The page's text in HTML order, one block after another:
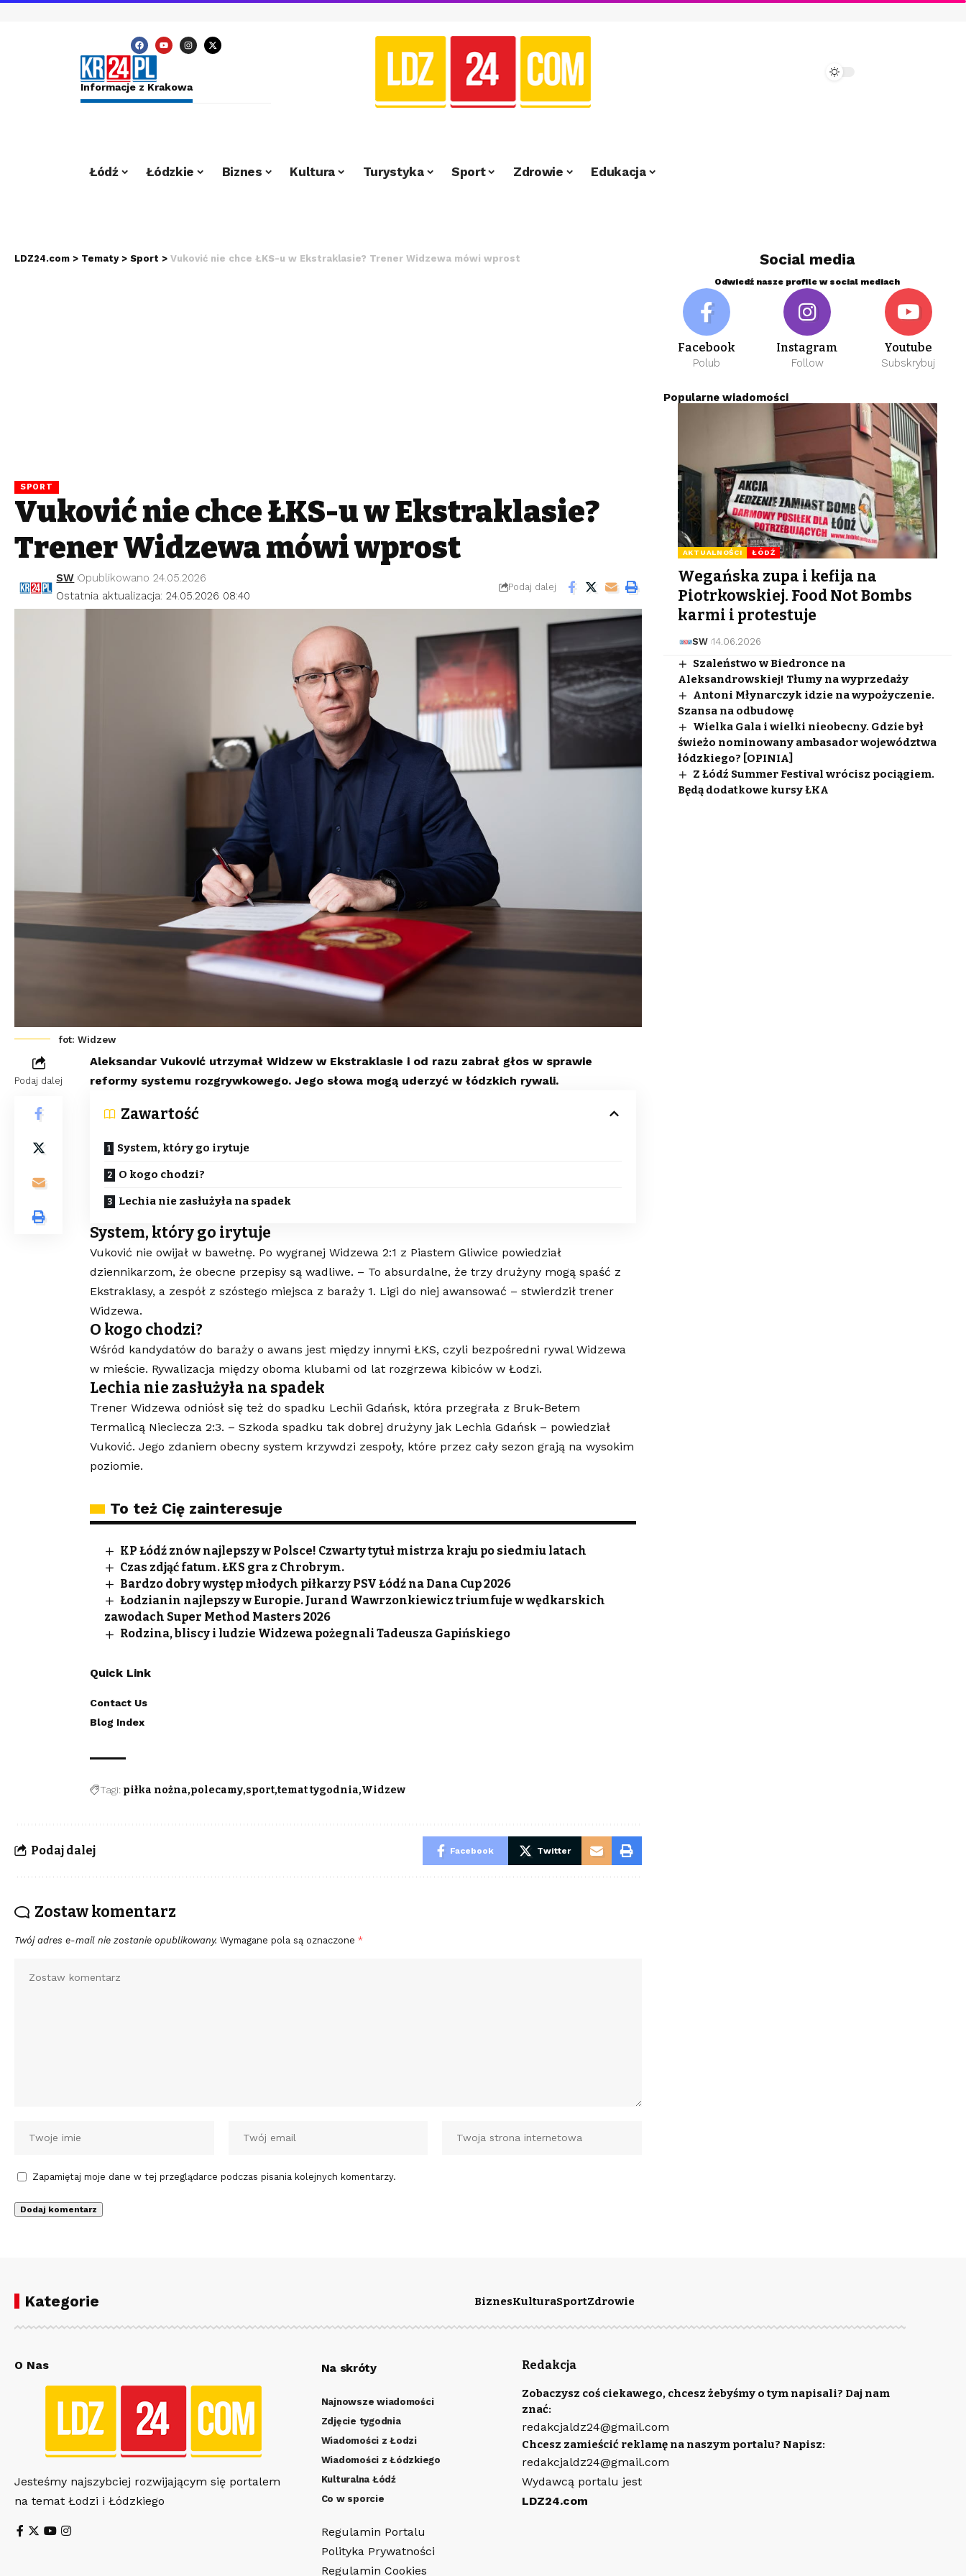
Informacje z Krakowa
Łódź Łódzkie Biznes Kultura Turystyka Sport Zdrowie Edukacja
LDZ24.com > Tematy> Sport > Vuković nie chce ŁKS-u w Ekstraklasie? Trener Widzewa mówi wprost
SPORT
Vuković nie chce ŁKS-u w Ekstraklasie?
Trener Widzewa mówi wprost
Ostatnia aktualizacja: 24.05.2026 08:40
SW Opublikowano 24.05.2026
Podaj dalej
fot: Widzew
Podaj dalej
Aleksandar Vuković utrzymał Widzew w Ekstraklasie i od razu zabrał głos w sprawie
reformy systemu rozgrywkowego. Jego słowa mogą uderzyć w łódzkich rywali.
Zawartość
System, który go irytuje
O kogo chodzi?
Lechia nie zasłużyła na spadek
System, który go irytuje
Vuković nie owijał w bawełnę. Po wygranej Widzewa 2:1 z Piastem Gliwice powiedział
dziennikarzom, że obecne przepisy są wadliwe. – To absurdalne, że trzy drużyny mogą spaść z
Ekstraklasy, a zespół z szóstego miejsca z baraży 1. Ligi do niej awansować – stwierdził trener
Widzewa.
O kogo chodzi?
Wśród kandydatów do baraży o awans jest między innymi ŁKS, czyli bezpośredni rywal Widzewa
w mieście. Rywalizacja między oboma klubami od lat rozgrzewa kibiców w Łodzi.
Lechia nie zasłużyła na spadek
Trener Widzewa odniósł się też do spadku Lechii Gdańsk, która przegrała z Bruk-Betem
Termalicą Nieciecza 2:3. – Szkoda spadku tak dobrej drużyny jak Lechia Gdańsk – powiedział
Vuković. Jego zdaniem obecny system krzywdzi zespoły, które przez cały sezon grają na wysokim
poziomie.
To też Cię zainteresuje
KP Łódź znów najlepszy w Polsce! Czwarty tytuł mistrza kraju po siedmiu latach
Czas zdjąć fatum. ŁKS gra z Chrobrym.
Bardzo dobry występ młodych piłkarzy PSV Łódź na Dana Cup 2026
Łodzianin najlepszy w Europie. Jurand Wawrzonkiewicz triumfuje w wędkarskich
zawodach Super Method Masters 2026
Rodzina, bliscy i ludzie Widzewa pożegnali Tadeusza Gapińskiego
Quick Link
Contact Us
Blog Index
Tagi: piłka nożna polecamy sport temat tygodnia Widzew
Podaj dalej Facebook Twitter
Zostaw komentarz
Twój adres e-mail nie zostanie opublikowany. Wymagane pola są oznaczone *
Zapamiętaj moje dane w tej przeglądarce podczas pisania kolejnych komentarzy.
Social media
Odwiedź nasze profile w social mediach
Facebook
Polub
Instagram
Follow
Youtube
Subskrybuj
Popularne wiadomości
AKTUALNOŚCI ŁÓDŹ
Wegańska zupa i kefija na
Piotrkowskiej. Food Not Bombs
karmi i protestuje
SW 14.06.2026
Szaleństwo w Biedronce na
Aleksandrowskiej! Tłumy na wyprzedaży
Antoni Młynarczyk idzie na wypożyczenie.
Szansa na odbudowę
Wielka Gala i wielki nieobecny. Gdzie był
świeżo nominowany ambasador województwa
łódzkiego? [OPINIA]
Z Łódź Summer Festival wrócisz pociągiem.
Będą dodatkowe kursy ŁKA
Kategorie BiznesKulturaSportZdrowie
O Nas
Jesteśmy najszybciej rozwijającym się portalem
na temat Łodzi i Łódzkiego
Na skróty
Najnowsze wiadomości
Zdjęcie tygodnia
Wiadomości z Łodzi
Wiadomości z Łódzkiego
Kulturalna Łódź
Co w sporcie
Regulamin Portalu
Polityka Prywatności
Regulamin Cookies
Redakcja
Zobaczysz coś ciekawego, chcesz żebyśmy o tym napisali? Daj nam
znać:
redakcjaldz24@gmail.com
Chcesz zamieścić reklamę na naszym portalu? Napisz:
redakcjaldz24@gmail.com
Wydawcą portalu jest
LDZ24.com